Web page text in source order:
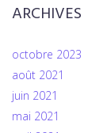
ARCHIVES
octobre 2023
août 2021
juin 2021
mai 2021